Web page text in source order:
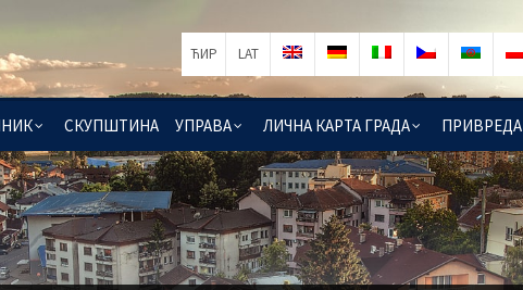
СКУПШТИНА УПРАВА ЛИЧНА КАРТА ГРАДА ПРИВРЕДА
ЋИР LAT